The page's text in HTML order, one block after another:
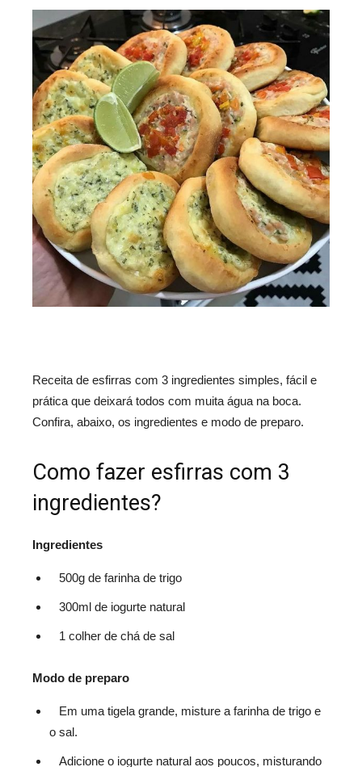
Receita de esfirras com 3 ingredientes simples, fácil e
prática que deixará todos com muita água na boca.
Confira, abaixo, os ingredientes e modo de preparo.
Como fazer esfirras com 3
ingredientes?
Ingredientes
500g de farinha de trigo
300ml de iogurte natural
1 colher de chá de sal
Modo de preparo
Em uma tigela grande, misture a farinha de trigo e
o sal.
Adicione o iogurte natural aos poucos, misturando